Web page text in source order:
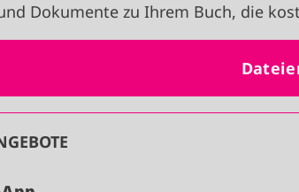
Dokumente zu Ihrem Buch, die